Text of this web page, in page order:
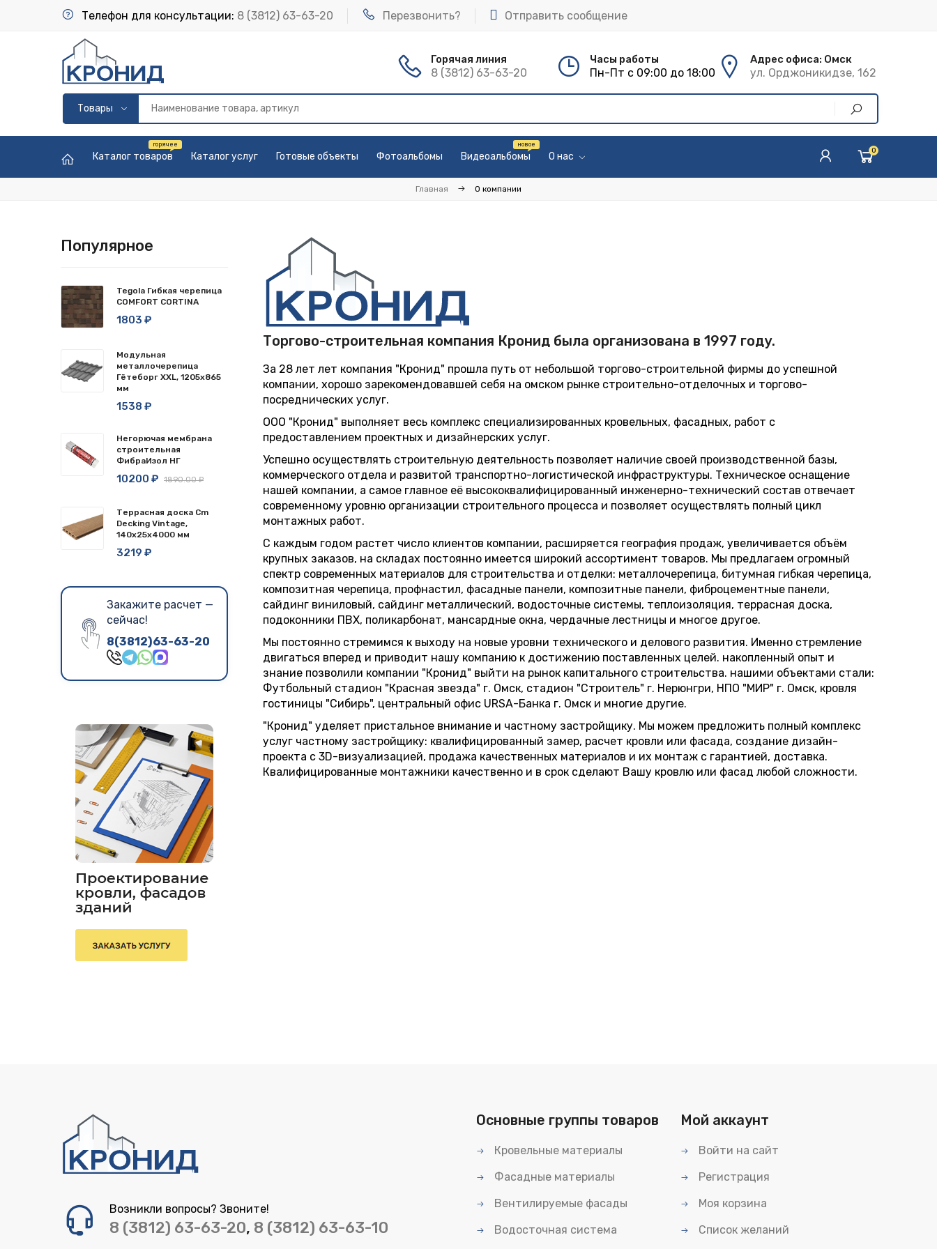
Телефон для консультации: 8 (3812) 63-63-20 Перезвонить? Отправить сообщение
Горячая линия
8 (3812) 63-63-20
Часы работы
Пн-Пт с 09:00 до 18:00
Адрес офиса: Омск
ул. Орджоникидзе, 162
Каталог товаров Каталог услуг Готовые объекты Фотоальбомы Видеоальбомы О нас 0
Главная О компании
Торгово-строительная компания Кронид была организована в 1997 году.
За 28 лет лет компания "Кронид" прошла путь от небольшой торгово-строительной фирмы до успешной
компании, хорошо зарекомендовавшей себя на омском рынке строительно-отделочных и торгово-
посреднических услуг.
ООО "Кронид" выполняет весь комплекс специализированных кровельных, фасадных, работ с
предоставлением проектных и дизайнерских услуг.
Успешно осуществлять строительную деятельность позволяет наличие своей производственной базы,
коммерческого отдела и развитой транспортно-логистической инфраструктуры. Техническое оснащение
нашей компании, а самое главное её высококвалифицированный инженерно-технический состав отвечает
современному уровню организации строительного процесса и позволяет осуществлять полный цикл
монтажных работ.
С каждым годом растет число клиентов компании, расширяется география продаж, увеличивается объём
крупных заказов, на складах постоянно имеется широкий ассортимент товаров. Мы предлагаем огромный
спектр современных материалов для строительства и отделки: металлочерепица, битумная гибкая черепица,
композитная черепица, профнастил, фасадные панели, композитные панели, фиброцементные панели,
сайдинг виниловый, сайдинг металлический, водосточные системы, теплоизоляция, террасная доска,
подоконники ПВХ, поликарбонат, мансардные окна, чердачные лестницы и многое другое.
Мы постоянно стремимся к выходу на новые уровни технического и делового развития. Именно стремление
двигаться вперед и приводит нашу компанию к достижению поставленных целей. накопленный опыт и
знание позволили компании "Кронид" выйти на рынок капитального строительства. нашими объектами стали:
Футбольный стадион "Красная звезда" г. Омск, стадион "Строитель" г. Нерюнгри, НПО "МИР" г. Омск, кровля
гостиницы "Сибирь", центральный офис URSA-Банка г. Омск и многие другие.
"Кронид" уделяет пристальное внимание и частному застройщику. Мы можем предложить полный комплекс
услуг частному застройщику: квалифицированный замер, расчет кровли или фасада, создание дизайн-
проекта с 3D-визуализацией, продажа качественных материалов и их монтаж с гарантией, доставка.
Квалифицированные монтажники качественно и в срок сделают Вашу кровлю или фасад любой сложности.
Популярное
Tegola Гибкая черепица
COMFORT CORTINA
1803 ₽
Модульная
металлочерепица
Гётеборг XXL, 1205х865
мм
1538 ₽
Негорючая мембрана
строительная
ФибраИзол НГ
10200 ₽ 1890.00 ₽
Террасная доска Cm
Decking Vintage,
140x25x4000 мм
3219 ₽
Закажите расчет —
сейчас!
8(3812)63-63-20
Возникли вопросы? Звоните!
8 (3812) 63-63-20, 8 (3812) 63-63-10
Основные группы товаров
Кровельные материалы
Фасадные материалы
Вентилируемые фасады
Водосточная система
Мой аккаунт
Войти на сайт
Регистрация
Моя корзина
Список желаний